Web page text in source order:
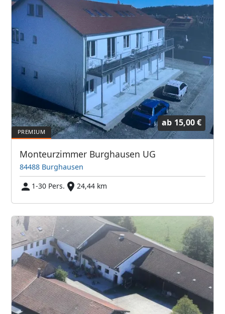
ab 15,00 €
Monteurzimmer Burghausen UG
84488 Burghausen
1-30 Pers.
24,44 km